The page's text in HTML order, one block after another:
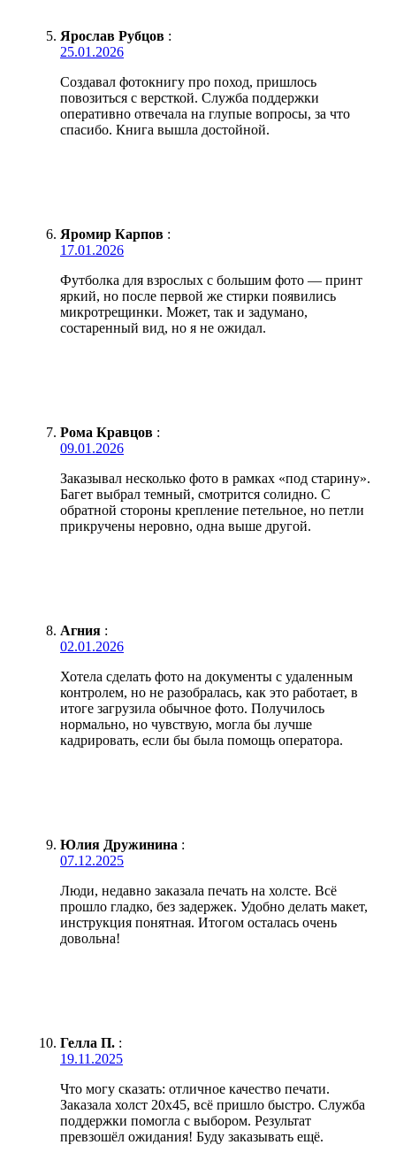
Ярослав Рубцов :
25.01.2026
Создавал фотокнигу про поход, пришлось
повозиться с версткой. Служба поддержки
оперативно отвечала на глупые вопросы, за что
спасибо. Книга вышла достойной.
Яромир Карпов :
17.01.2026
Футболка для взрослых с большим фото — принт
яркий, но после первой же стирки появились
микротрещинки. Может, так и задумано,
состаренный вид, но я не ожидал.
Рома Кравцов :
09.01.2026
Заказывал несколько фото в рамках «под старину».
Багет выбрал темный, смотрится солидно. С
обратной стороны крепление петельное, но петли
прикручены неровно, одна выше другой.
Агния :
02.01.2026
Хотела сделать фото на документы с удаленным
контролем, но не разобралась, как это работает, в
итоге загрузила обычное фото. Получилось
нормально, но чувствую, могла бы лучше
кадрировать, если бы была помощь оператора.
Юлия Дружинина :
07.12.2025
Люди, недавно заказала печать на холсте. Всё
прошло гладко, без задержек. Удобно делать макет,
инструкция понятная. Итогом осталась очень
довольна!
Гелла П. :
19.11.2025
Что могу сказать: отличное качество печати.
Заказала холст 20х45, всё пришло быстро. Служба
поддержки помогла с выбором. Результат
превзошёл ожидания! Буду заказывать ещё.